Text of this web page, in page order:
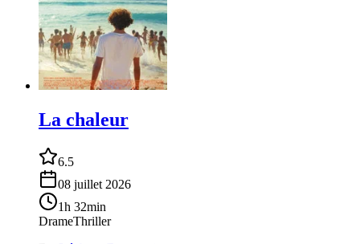
La chaleur
6.5
08 juillet 2026
1h 32min
DrameThriller